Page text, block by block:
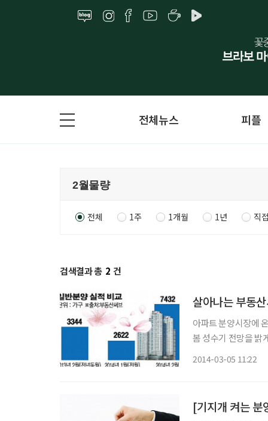
전체뉴스 피플
전체 1주 1개월 1년 직
검색결과 총 2 건
살아나는 부동
아파트 분양시장에
봄 성수기 전망을 밝게 하고 있다. 5일 부동산정보업체
2014-03-05 11:22
[기지개 켜는